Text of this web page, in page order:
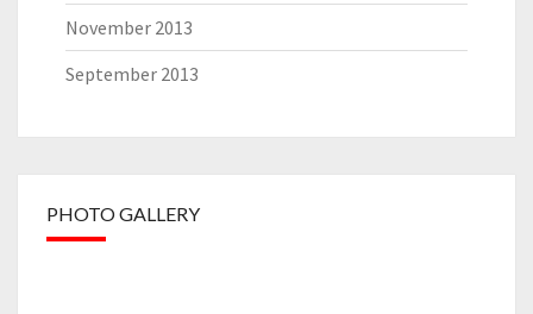
November 2013
September 2013
PHOTO GALLERY